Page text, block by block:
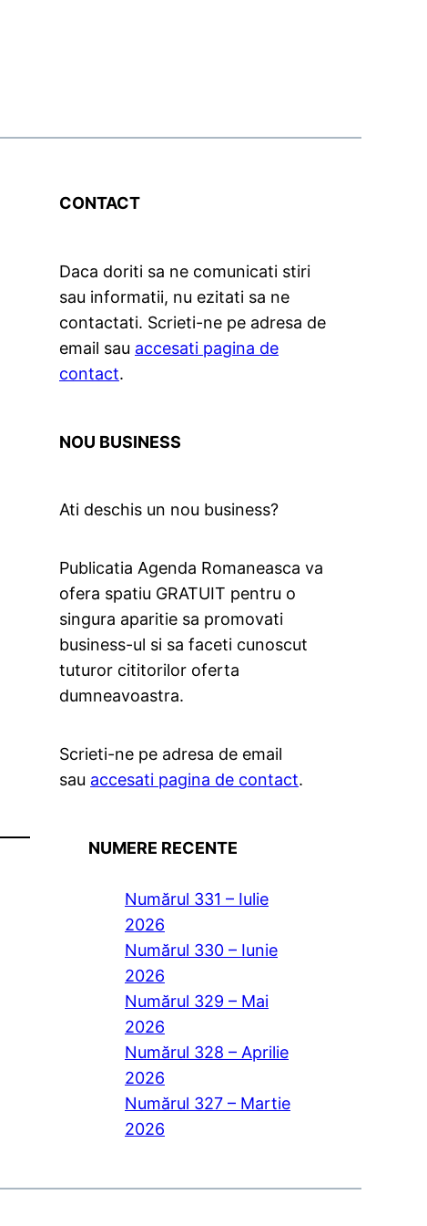
CONTACT
Daca doriti sa ne comunicati stiri
sau informatii, nu ezitati sa ne
contactati. Scrieti-ne pe adresa de
email sau accesati pagina de
contact.
NOU BUSINESS
Ati deschis un nou business?
Publicatia Agenda Romaneasca va
ofera spatiu GRATUIT pentru o
singura aparitie sa promovati
business-ul si sa faceti cunoscut
tuturor cititorilor oferta
dumneavoastra.
Scrieti-ne pe adresa de email
sau accesati pagina de contact.
NUMERE RECENTE
Numărul 331 – Iulie
2026
Numărul 330 – Iunie
2026
Numărul 329 – Mai
2026
Numărul 328 – Aprilie
2026
Numărul 327 – Martie
2026